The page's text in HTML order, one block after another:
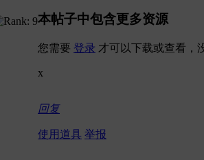
本帖子中包含更多资源
您需要 登录 才可以下载或查看，
x
回复
使用道具 举报